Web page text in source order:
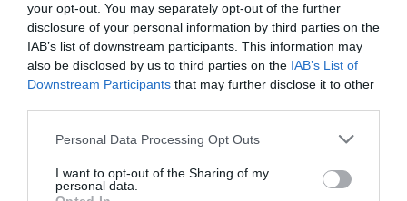
your opt-out. You may separately opt-out of the further
disclosure of your personal information by third parties on the
IAB’s list of downstream participants. This information may
also be disclosed by us to third parties on the IAB’s List of
Downstream Participants that may further disclose it to other
Please note that this website/app uses one or more Google
not limited to your visit or usage behaviour. You may click to
grant or deny consent to Google and its third-party tags to
Personal Data Processing Opt Outs
I want to opt-out of the Sharing of my
personal data.
Σημαντικές διακρίσεις στους
αγώνες του Διρού
Με εξαιρετικές εμφανίσεις και σημαντικές θέσεις στο
βάθρο, οι αθλητές και οι αθλήτριες του Παναθηναϊκού
ξεχώρισαν στους αγώνες του Σκοπευτικού Ομίλου Ταίναρο
στο Διρό.
27.06.2026 ΣΚΟΠΟΒΟΛΗ